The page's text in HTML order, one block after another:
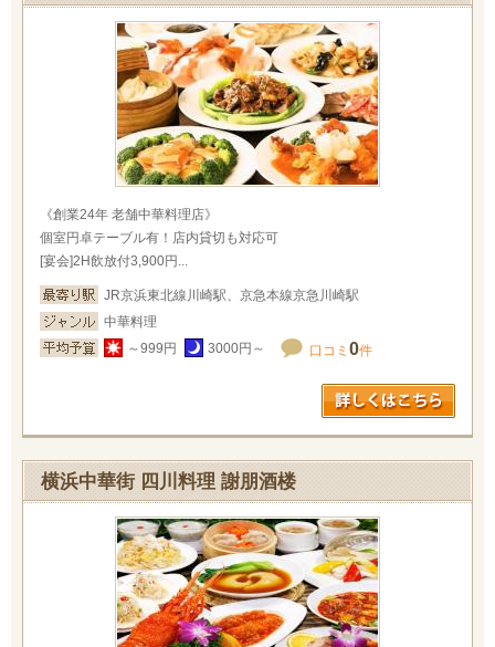
《創業24年 老舗中華料理店》
個室円卓テーブル有！店内貸切も対応可
[宴会]2H飲放付3,900円...
JR京浜東北線川崎駅、京急本線京急川崎駅
中華料理
～999円
3000円～ 口コミ 0件
横浜中華街 四川料理 謝朋酒楼